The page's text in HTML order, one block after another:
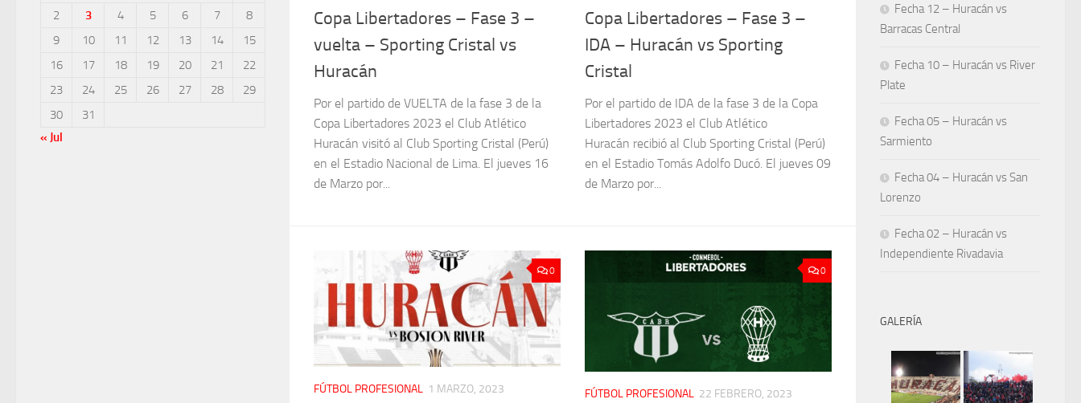
Copa Libertadores – Fase 3 –
vuelta – Sporting Cristal vs
Huracán
Por el partido de VUELTA de la fase 3 de la
Copa Libertadores 2023 el Club Atlético
Huracán visitó al Club Sporting Cristal (Perú)
en el Estadio Nacional de Lima. El jueves 16
de Marzo por...
Copa Libertadores – Fase 3 –
IDA – Huracán vs Sporting
Cristal
Por el partido de IDA de la fase 3 de la Copa
Libertadores 2023 el Club Atlético
Huracán recibió al Club Sporting Cristal (Perú)
en el Estadio Tomás Adolfo Ducó. El jueves 09
de Marzo por...
0
FÚTBOL PROFESIONAL 1 MARZO, 2023
0
FÚTBOL PROFESIONAL 22 FEBRERO, 2023
2
3 4 5 6 7
8
9
10 11 12 13 14
15
16
17 18 19 20 21
22
23
24 25 26 27 28
29
30
31
« Jul
Fecha 12 – Huracán vs
Barracas Central
Fecha 10 – Huracán vs River
Plate
Fecha 05 – Huracán vs
Sarmiento
Fecha 04 – Huracán vs San
Lorenzo
Fecha 02 – Huracán vs
Independiente Rivadavia
GALERÍA